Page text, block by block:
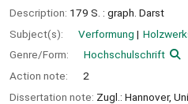
Description: 179 S. : graph. Darst
Subject(s):
Verformung
Genre/Form:
Hochschulschrift
Action note:
2
Dissertation note: Zugl.: Hannover,